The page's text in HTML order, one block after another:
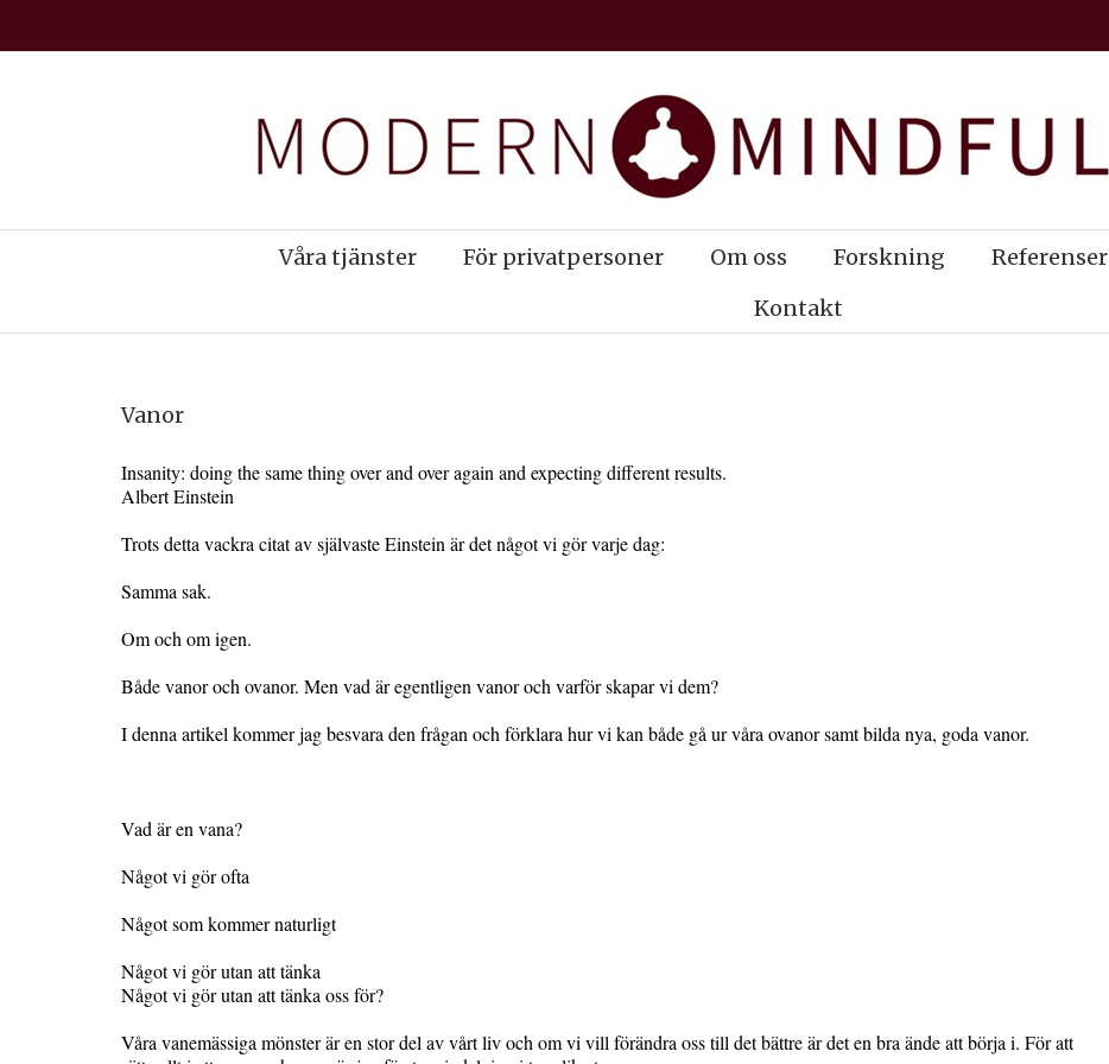
Våra tjänster För privatpersoner Om oss Forskning Referenser
Kontakt
Vanor
Insanity: doing the same thing over and over again and expecting different results.
Albert Einstein
Trots detta vackra citat av självaste Einstein är det något vi gör varje dag:
Samma sak.
Om och om igen.
Både vanor och ovanor. Men vad är egentligen vanor och varför skapar vi dem?
I denna artikel kommer jag besvara den frågan och förklara hur vi kan både gå ur våra ovanor samt bilda nya, goda vanor.
Vad är en vana?
Något vi gör ofta
Något som kommer naturligt
Något vi gör utan att tänka
Något vi gör utan att tänka oss för?
Våra vanemässiga mönster är en stor del av vårt liv och om vi vill förändra oss till det bättre är det en bra ände att börja i. För att